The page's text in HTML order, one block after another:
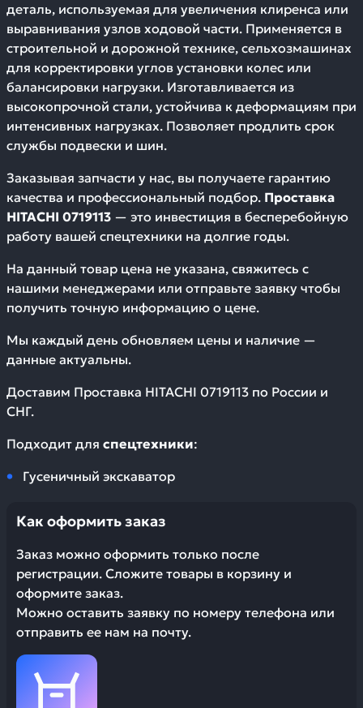
деталь, используемая для увеличения клиренса или
выравнивания узлов ходовой части. Применяется в
строительной и дорожной технике, сельхозмашинах
для корректировки углов установки колес или
балансировки нагрузки. Изготавливается из
высокопрочной стали, устойчива к деформациям при
интенсивных нагрузках. Позволяет продлить срок
службы подвески и шин.
Заказывая запчасти у нас, вы получаете гарантию
качества и профессиональный подбор. Проставка
HITACHI 0719113 — это инвестиция в бесперебойную
работу вашей спецтехники на долгие годы.
На данный товар цена не указана, свяжитесь с
нашими менеджерами или отправьте заявку чтобы
получить точную информацию о цене.
Мы каждый день обновляем цены и наличие —
данные актуальны.
Доставим Проставка HITACHI 0719113 по России и
СНГ.
Подходит для спецтехники:
Гусеничный экскаватор
Как оформить заказ
Заказ можно оформить только после
регистрации. Сложите товары в корзину и
оформите заказ.
Можно оставить заявку по номеру телефона или
отправить ее нам на почту.